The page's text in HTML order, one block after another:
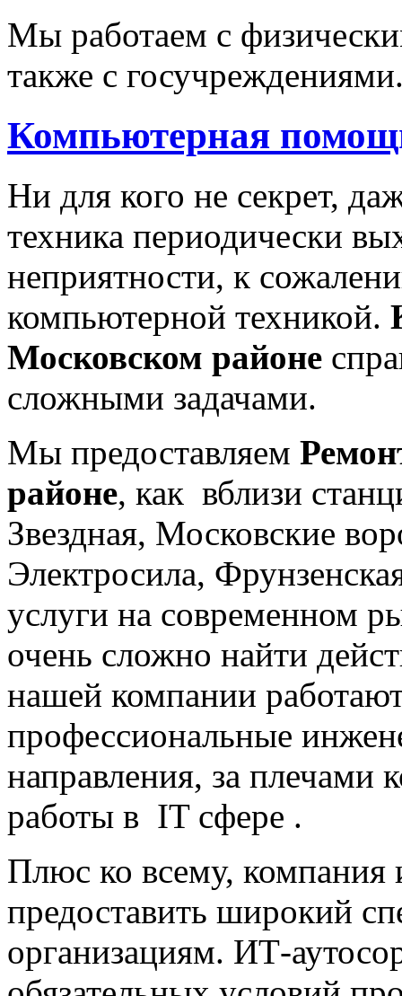
Мы работаем с
также с
Компьютерная
Ни для кого не секрет,
техника периодически
неприятности, к
компьютерной техникой.
Московском районе
сложными задачами.
Мы предоставляем
районе, как вблизи
Звездная, Московские
Электросила,
услуги на современном
очень сложно найти
нашей компании
профессиональные
направления, за плечами
работы в IT сфере .
Плюс ко всему, компания
предоставить широкий
организациям. ИТ-